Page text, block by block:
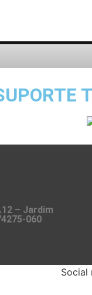
– Jardim
060
Social